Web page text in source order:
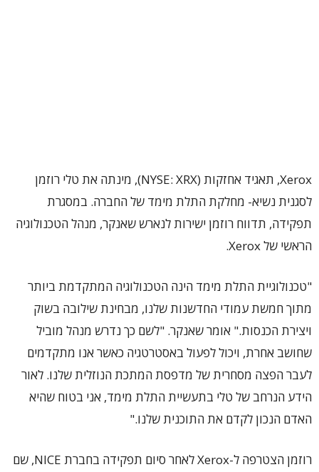
Xerox, תאגיד אחזקות (NYSE: XRX), מינתה את טלי רוזמן
לסגנית נשיא- מחלקת התלת מימד של החברה. במסגרת
תפקידה, תדווח רוזמן ישירות לנארש שאנקר, מנהל הטכנולוגיה
הראשי של Xerox.
"טכנולוגיית התלת מימד הינה הטכנולוגיה המתקדמת ביותר
מתוך חמשת עמודי החדשנות שלנו, מבחינת שילובה בשוק
ויצירת הכנסות." אומר שאנקר. "לשם כך נדרש מנהל מוביל
שחושב אחרת, ויכול לפעול באסטרטגיה כאשר אנו מתקדמים
לעבר הפצה מסחרית של מדפסת המתכת הנוזלית שלנו. לאור
הידע הנרחב של טלי בתעשיית התלת מימד, אני בטוח שהיא
האדם הנכון לקדם את התוכנית שלנו."
רוזמן הצטרפה ל-Xerox לאחר סיום תפקידה בחברת NICE, שם